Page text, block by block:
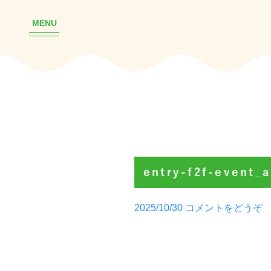
MENU
entry-f2f-
Posted
2025/10/30 コメントをどうぞ